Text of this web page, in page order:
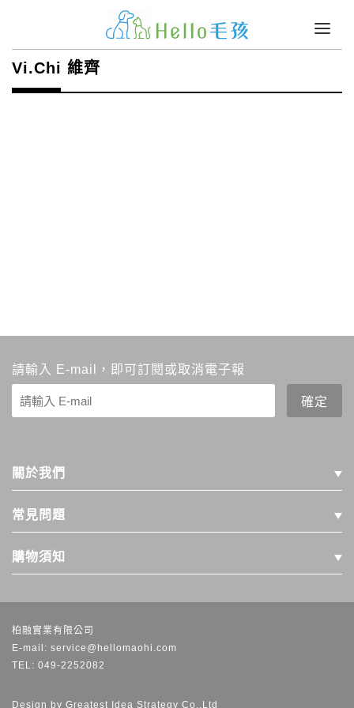
Vi.Chi 維齊
請輸入 E-mail，即可訂閱或取消電子報
關於我們
常見問題
購物須知
柏融實業有限公司
E-mail: service@hellomaohi.com
TEL: 049-2252082
Design by Greatest Idea Strategy Co.,Ltd